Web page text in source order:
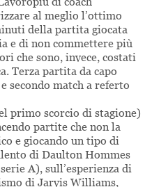
al meglio l’ottimo
della partita giocata
e di non commettere più
che sono, invece, costati
Terza partita da capo
secondo match a referto
primo scorcio di stagione)
partite che non la
e giocando un tipo di
di Daulton Hommes
A), sull’esperienza di
di Jarvis Williams,